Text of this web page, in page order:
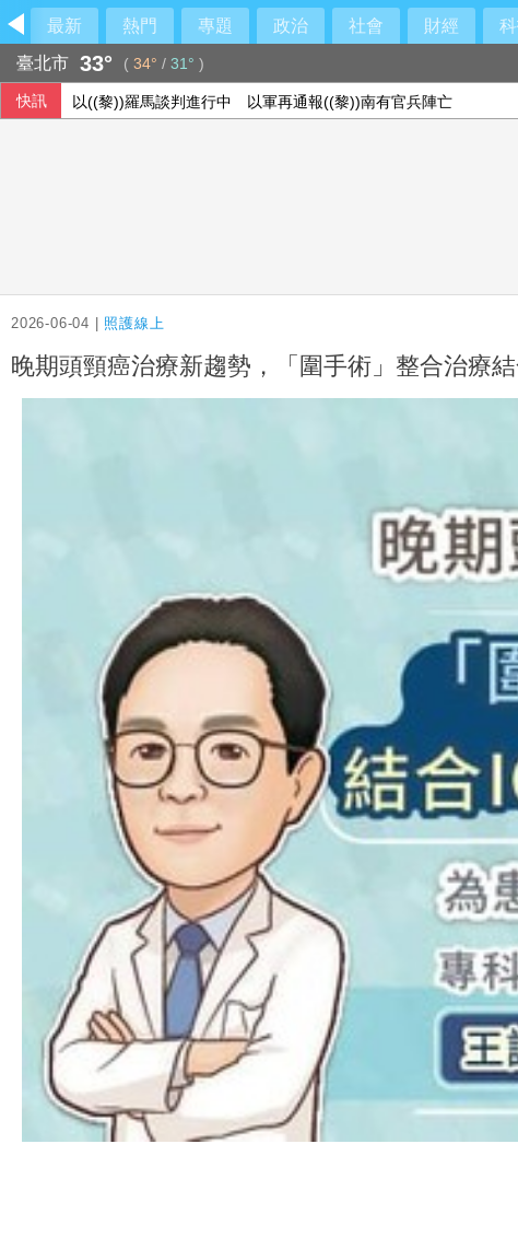
最新 熱門 專題 政治 社會 財經
臺北市 33° ( 34° / 31° )
快訊 以((黎))羅馬談判進行中 以軍再通報((黎))南有官兵陣亡
2026-06-04 | 照護線上
晚期頭頸癌治療新趨勢，「圍手術」整合治療